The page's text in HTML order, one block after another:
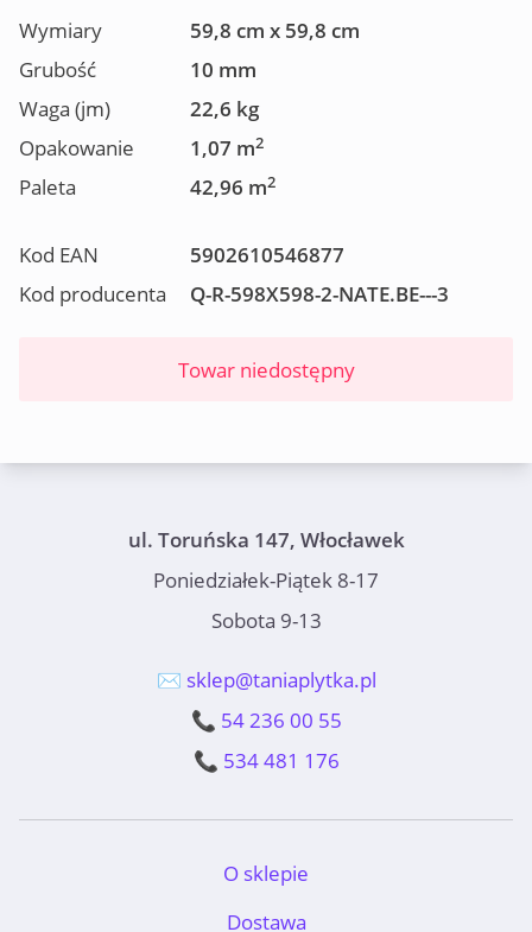
Wymiary
59,8 cm x 59,8 cm
Grubość
10 mm
Waga (jm)
22,6 kg
Opakowanie
1,07 m2
Paleta 42,96 m2
Kod EAN
5902610546877
Kod producenta
Q-R-598X598-2-NATE.BE---3
Towar niedostępny
ul. Toruńska 147, Włocławek
Poniedziałek-Piątek 8-17
Sobota 9-13
✉️ sklep@taniaplytka.pl
📞 54 236 00 55
📞 534 481 176
O sklepie
Dostawa